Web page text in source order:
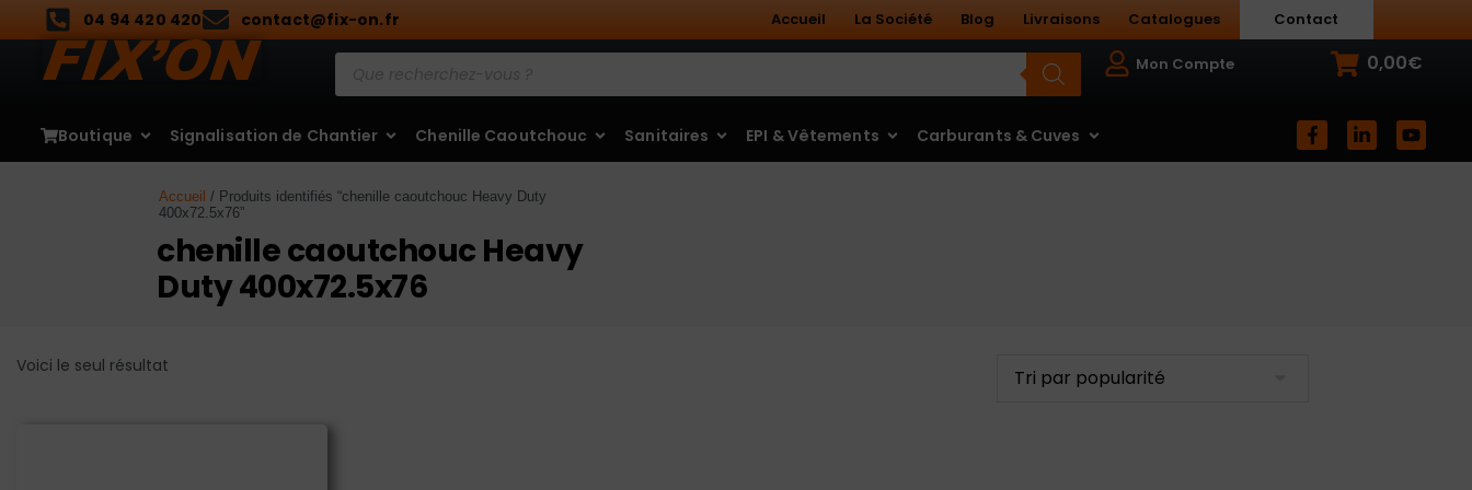
04 94 420 420 contact@fix-on.fr Accueil La Société Blog Livraisons Catalogues Contact
Mon Compte 0,00€
Boutique Signalisation de Chantier Chenille Caoutchouc Sanitaires EPI & Vêtements Carburants & Cuves
Accueil / Produits identifiés “chenille caoutchouc Heavy Duty
400x72.5x76”
chenille caoutchouc Heavy
Duty 400x72.5x76
Voici le seul résultat